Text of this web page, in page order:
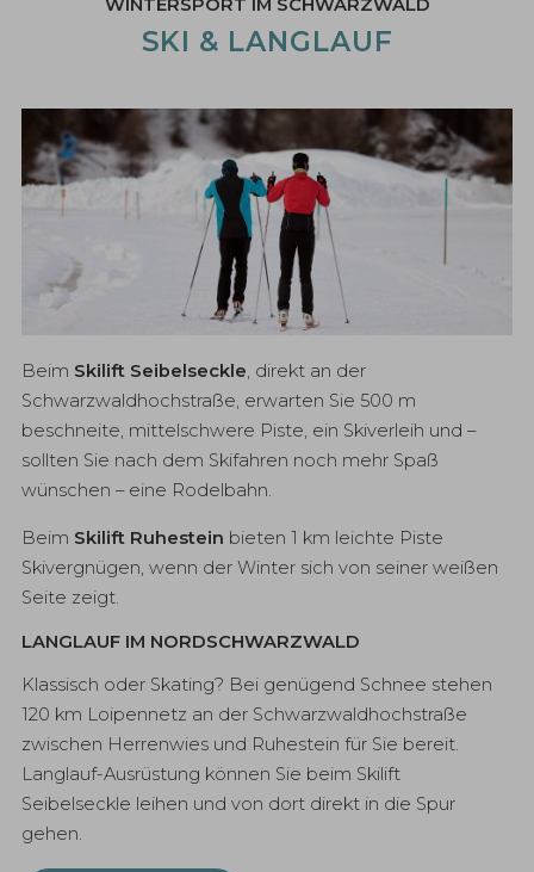
WINTERSPORT IM SCHWARZWALD
SKI & LANGLAUF
Beim Skilift Seibelseckle, direkt an der
Schwarzwaldhochstraße, erwarten Sie 500 m
beschneite, mittelschwere Piste, ein Skiverleih und –
sollten Sie nach dem Skifahren noch mehr Spaß
wünschen – eine Rodelbahn.
Beim Skilift Ruhestein bieten 1 km leichte Piste
Skivergnügen, wenn der Winter sich von seiner weißen
Seite zeigt.
LANGLAUF IM NORDSCHWARZWALD
Klassisch oder Skating? Bei genügend Schnee stehen
120 km Loipennetz an der Schwarzwaldhochstraße
zwischen Herrenwies und Ruhestein für Sie bereit.
Langlauf-Ausrüstung können Sie beim Skilift
Seibelseckle leihen und von dort direkt in die Spur
gehen.